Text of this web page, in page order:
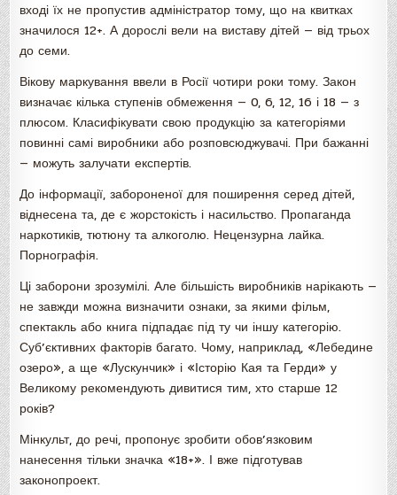
вході їх не пропустив адміністратор тому, що на квитках
значилося 12+. А дорослі вели на виставу дітей — від трьох
до семи.
Вікову маркування ввели в Росії чотири роки тому. Закон
визначає кілька ступенів обмеження — 0, 6, 12, 16 і 18 — з
плюсом. Класифікувати свою продукцію за категоріями
повинні самі виробники або розповсюджувачі. При бажанні
— можуть залучати експертів.
До інформації, забороненої для поширення серед дітей,
віднесена та, де є жорстокість і насильство. Пропаганда
наркотиків, тютюну та алкоголю. Нецензурна лайка.
Порнографія.
Ці заборони зрозумілі. Але більшість виробників нарікають —
не завжди можна визначити ознаки, за якими фільм,
спектакль або книга підпадає під ту чи іншу категорію.
Суб’єктивних факторів багато. Чому, наприклад, «Лебедине
озеро», а ще «Лускунчик» і «Історію Кая та Герди» у
Великому рекомендують дивитися тим, хто старше 12
років?
Мінкульт, до речі, пропонує зробити обов’язковим
нанесення тільки значка «18+». І вже підготував
законопроект.